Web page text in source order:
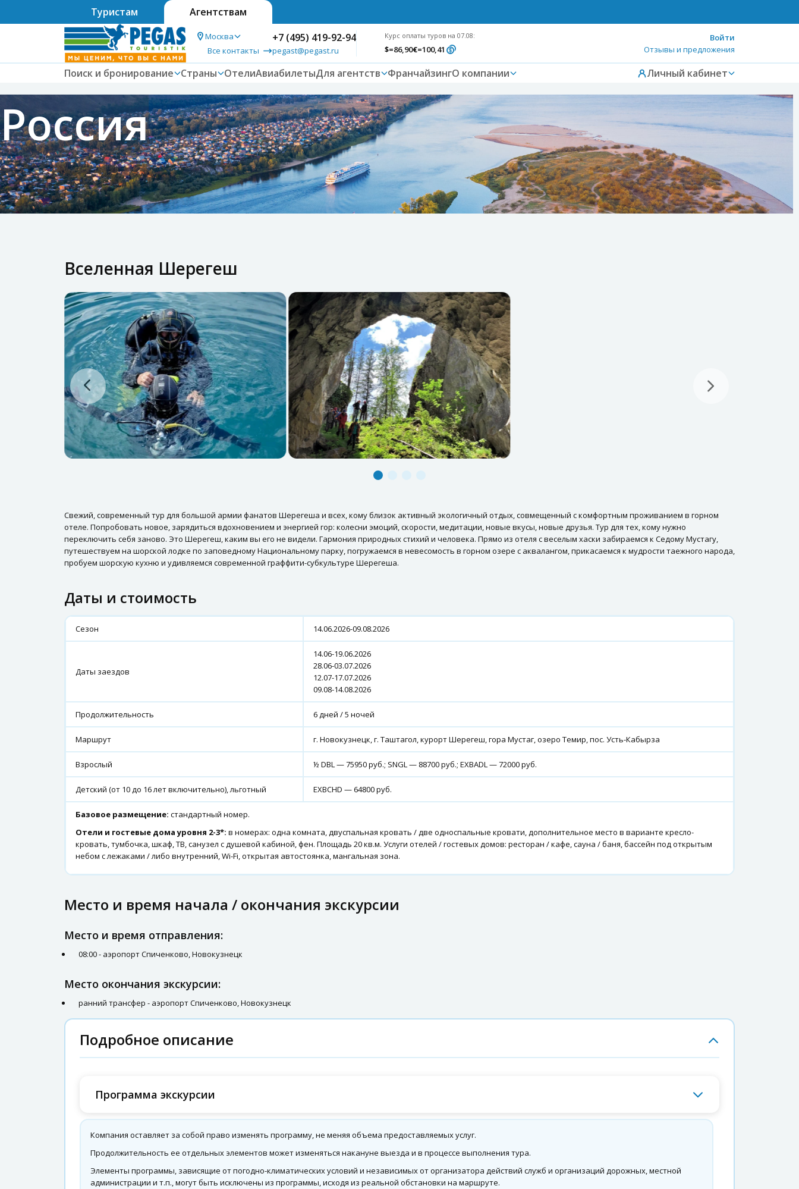
Туристам Агентствам
Москва
Все контакты
+7 (495) 419-92-94
pegast@pegast.ru
Курс оплаты туров на 07.08:
$=86,90€=100,41
Войти
Отзывы и предложения
Поиск и бронирование Страны ОтелиАвиабилетыДля агентств ФранчайзингО компании Личный кабинет
Россия
Вселенная Шерегеш
Свежий, современный тур для большой армии фанатов Шерегеша и всех, кому близок активный экологичный отдых, совмещенный с комфортным проживанием в горном
отеле. Попробовать новое, зарядиться вдохновением и энергией гор: колесни эмоций, скорости, медитации, новые вкусы, новые друзья. Тур для тех, кому нужно
переключить себя заново. Это Шерегеш, каким вы его не видели. Гармония природных стихий и человека. Прямо из отеля с веселым хаски забираемся к Седому Мустагу,
путешествуем на шорской лодке по заповедному Национальному парку, погружаемся в невесомость в горном озере с аквалангом, прикасаемся к мудрости таежного народа,
пробуем шорскую кухню и удивляемся современной граффити-субкультуре Шерегеша.
Даты и стоимость
Сезон 14.06.2026-09.08.2026
Даты заездов
14.06-19.06.2026
28.06-03.07.2026
12.07-17.07.2026
09.08-14.08.2026
Продолжительность 6 дней / 5 ночей
Маршрут г. Новокузнецк, г. Таштагол, курорт Шерегеш, гора Мустаг, озеро Темир, пос. Усть-Кабырза
Взрослый ½ DBL — 75950 руб.; SNGL — 88700 руб.; EXBADL — 72000 руб.
Детский (от 10 до 16 лет включительно), льготный EXBCHD — 64800 руб.
Базовое размещение: стандартный номер.
Отели и гостевые дома уровня 2-3*: в номерах: одна комната, двуспальная кровать / две односпальные кровати, дополнительное место в варианте кресло-
кровать, тумбочка, шкаф, ТВ, санузел с душевой кабиной, фен. Площадь 20 кв.м. Услуги отелей / гостевых домов: ресторан / кафе, сауна / баня, бассейн под открытым
небом с лежаками / либо внутренний, Wi-Fi, открытая автостоянка, мангальная зона.
Место и время начала / окончания экскурсии
Место и время отправления:
08:00 - аэропорт Спиченково, Новокузнецк
Место окончания экскурсии:
ранний трансфер - аэропорт Спиченково, Новокузнецк
Подробное описание
Программа экскурсии
Компания оставляет за собой право изменять программу, не меняя объема предоставляемых услуг.
Продолжительность ее отдельных элементов может изменяться накануне выезда и в процессе выполнения тура.
Элементы программы, зависящие от погодно-климатических условий и независимых от организатора действий служб и организаций дорожных, местной
администрации и т.п., могут быть исключены из программы, исходя из реальной обстановки на маршруте.